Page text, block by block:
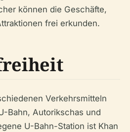
können die Geschäfte,
frei erkunden.
Verkehrsmitteln
Bahn, Autorikschas und
U-Bahn-Station ist Khan